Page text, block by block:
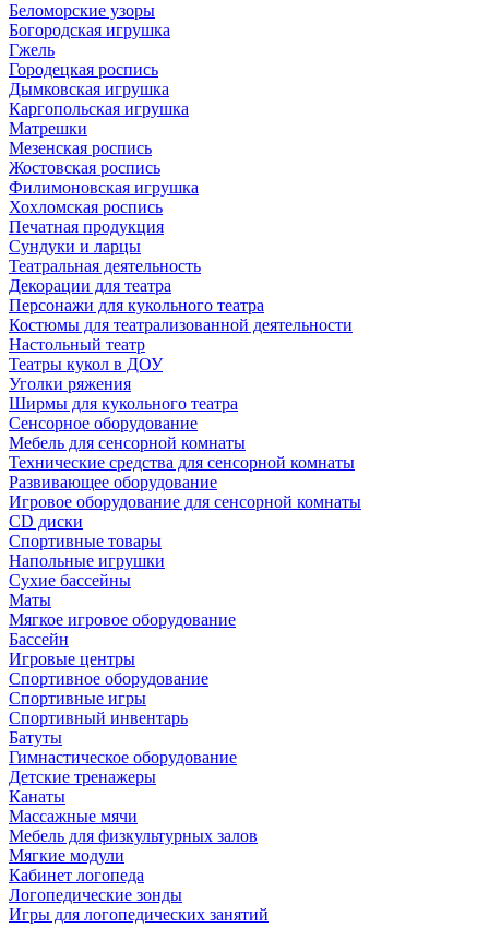
Беломорские узоры
Богородская игрушка
Гжель
Городецкая роспись
Дымковская игрушка
Каргопольская игрушка
Матрешки
Мезенская роспись
Жостовская роспись
Филимоновская игрушка
Хохломская роспись
Печатная продукция
Сундуки и ларцы
Театральная деятельность
Декорации для театра
Персонажи для кукольного театра
Костюмы для театрализованной деятельности
Настольный театр
Театры кукол в ДОУ
Уголки ряжения
Ширмы для кукольного театра
Сенсорное оборудование
Мебель для сенсорной комнаты
Технические средства для сенсорной комнаты
Развивающее оборудование
Игровое оборудование для сенсорной комнаты
CD диски
Спортивные товары
Напольные игрушки
Сухие бассейны
Маты
Мягкое игровое оборудование
Бассейн
Игровые центры
Спортивное оборудование
Спортивные игры
Спортивный инвентарь
Батуты
Гимнастическое оборудование
Детские тренажеры
Канаты
Массажные мячи
Мебель для физкультурных залов
Мягкие модули
Кабинет логопеда
Логопедические зонды
Игры для логопедических занятий